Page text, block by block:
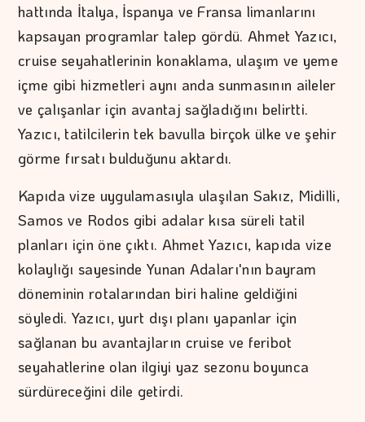
hattında İtalya, İspanya ve Fransa limanlarını
kapsayan programlar talep gördü. Ahmet Yazıcı,
cruise seyahatlerinin konaklama, ulaşım ve yeme
içme gibi hizmetleri aynı anda sunmasının aileler
ve çalışanlar için avantaj sağladığını belirtti.
Yazıcı, tatilcilerin tek bavulla birçok ülke ve şehir
görme fırsatı bulduğunu aktardı.
Kapıda vize uygulamasıyla ulaşılan Sakız, Midilli,
Samos ve Rodos gibi adalar kısa süreli tatil
planları için öne çıktı. Ahmet Yazıcı, kapıda vize
kolaylığı sayesinde Yunan Adaları'nın bayram
döneminin rotalarından biri haline geldiğini
söyledi. Yazıcı, yurt dışı planı yapanlar için
sağlanan bu avantajların cruise ve feribot
seyahatlerine olan ilgiyi yaz sezonu boyunca
sürdüreceğini dile getirdi.